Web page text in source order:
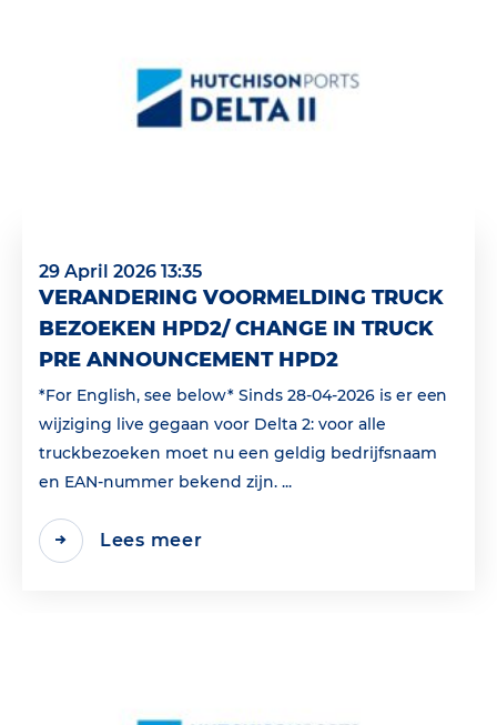
29 April 2026 13:35
VERANDERING VOORMELDING TRUCK
BEZOEKEN HPD2/ CHANGE IN TRUCK
PRE ANNOUNCEMENT HPD2
*For English, see below* Sinds 28-04-2026 is er een
wijziging live gegaan voor Delta 2: voor alle
truckbezoeken moet nu een geldig bedrijfsnaam
en EAN‑nummer bekend zijn. ...
Lees meer